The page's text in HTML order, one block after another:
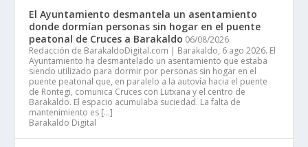
El Ayuntamiento desmantela un asentamiento
donde dormían personas sin hogar en el puente
peatonal de Cruces a Barakaldo 06/08/2026
Redacción de BarakaldoDigital.com | Barakaldo, 6 ago 2026. El
Ayuntamiento ha desmantelado un asentamiento que estaba
siendo utilizado para dormir por personas sin hogar en el
puente peatonal que, en paralelo a la autovía hacia el puente
de Rontegi, comunica Cruces con Lutxana y el centro de
Barakaldo. El espacio acumulaba suciedad. La falta de
mantenimiento es […]
Barakaldo Digital